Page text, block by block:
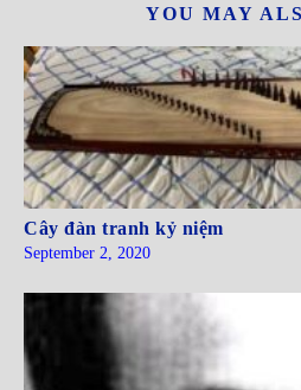
YOU MAY
Cây đàn tranh kỷ niệm
September 2, 2020